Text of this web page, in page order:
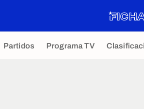
Partidos Programa TV